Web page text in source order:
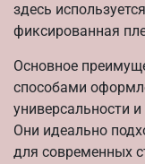
здесь
фиксированная
Основное
способами
универсальности
Они идеально
для современных